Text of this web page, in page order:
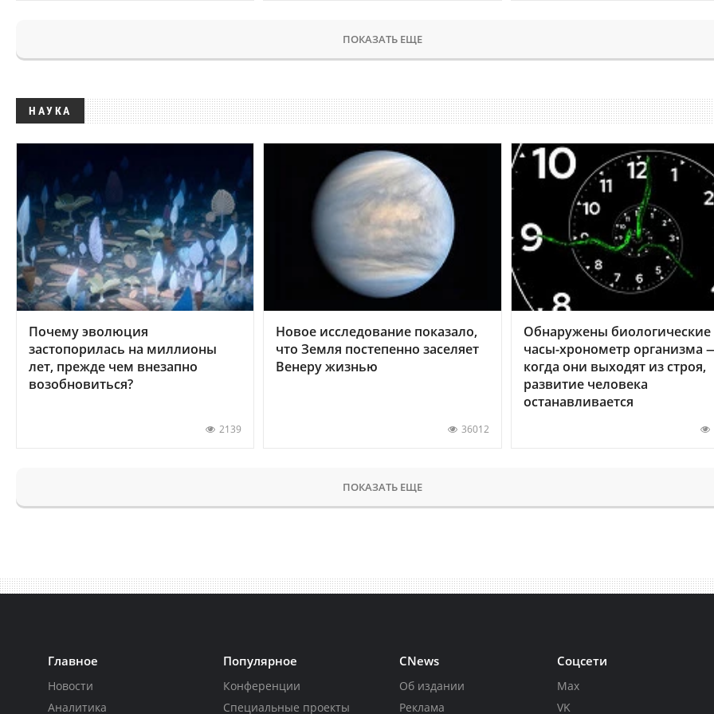
ПОКАЗАТЬ ЕЩЕ
НАУКА
Почему эволюция
застопорилась на миллионы
лет, прежде чем внезапно
возобновиться?
2139
Новое исследование показало,
что Земля постепенно заселяет
Венеру жизнью
36012
Обнаружены биологические
часы-хронометр организма
когда они выходят из строя,
развитие человека
останавливается
ПОКАЗАТЬ ЕЩЕ
Главное
Новости
Аналитика
Популярное
Конференции
Специальные проекты
CNews
Об издании
Реклама
Соцсети
Max
VK